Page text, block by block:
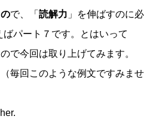
で、「 読解力 」を伸ばすのに必
パート７です。とはいって
で今回は取り上げてみます。
毎回このような例文ですみませ